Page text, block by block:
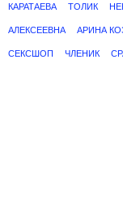
КАРАТАЕВА ТОЛИК
АЛЕКСЕЕВНА АРИНА
СЕКСШОП ЧЛЕНИК